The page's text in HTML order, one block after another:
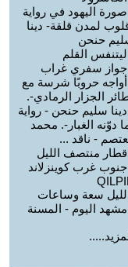
صورة اليهود في رواية
لمدن قلقة- دينا
حنحن
ليتنفس القلم
جواز سفري غراب
أواجه حروبًا شرسة مع
الجزار الرمادي-.
دينا سليم حنحن - رواية
دوّنه الغبار-. محمد
- ناقد ...
قطار منتصف الليل
جنوب غرب كوينزلاند
لليل سعة وساعات
مشهد اليوم - المسنة